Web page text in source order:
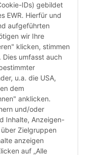
das
IDs) gebildet
EWR. Hierfür und
aufgeführten
wir Ihre
klicken, stimmen
umfasst auch
u.a. die USA,
dem
anklicken.
und/oder
Inhalte, Anzeigen-
Zielgruppen
anzeigen
auf „Alle